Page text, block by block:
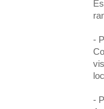
-
-